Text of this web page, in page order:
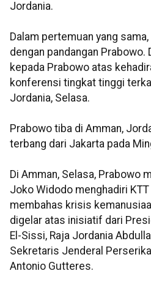
Jordania.
Dalam pertemuan yang
dengan pandangan
kepada Prabowo atas
konferensi tingkat tinggi
Jordania, Selasa.
Prabowo tiba di Amman,
terbang dari Jakarta pada
Di Amman, Selasa, Prabowo
Joko Widodo menghadiri
membahas krisis
digelar atas inisiatif dari
El-Sissi, Raja Jordania
Sekretaris Jenderal
Antonio Gutteres.